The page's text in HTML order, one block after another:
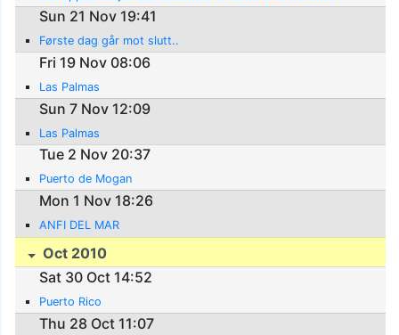
Sun 21 Nov 19:41
Første dag går mot slutt..
Fri 19 Nov 08:06
Las Palmas
Sun 7 Nov 12:09
Las Palmas
Tue 2 Nov 20:37
Puerto de Mogan
Mon 1 Nov 18:26
ANFI DEL MAR
Oct 2010
Sat 30 Oct 14:52
Puerto Rico
Thu 28 Oct 11:07